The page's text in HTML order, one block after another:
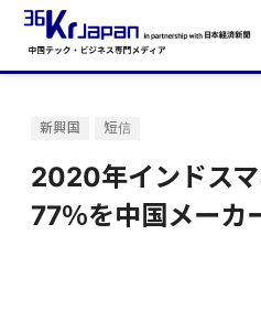
新興国 短信
2020年インドス
77％を中国メーカ